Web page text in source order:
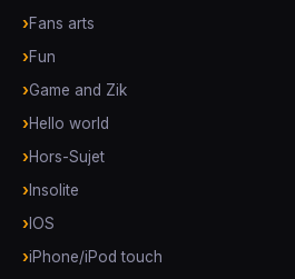
Fans arts
Fun
Game and Zik
Hello world
Hors-Sujet
Insolite
IOS
iPhone/iPod touch